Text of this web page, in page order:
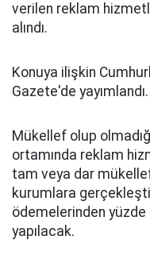
verilen reklam
alındı.
Konuya ilişkin
Gazete'de yayımlandı.
Mükellef olup
ortamında reklam
tam veya dar
kurumlara
ödemelerinden
yapılacak.